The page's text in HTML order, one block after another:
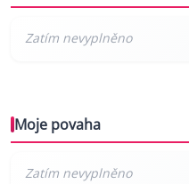
Moje povaha